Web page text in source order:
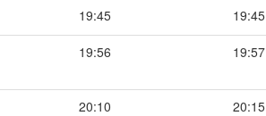
19:45 19:45
19:56 19:57
20:10 20:15